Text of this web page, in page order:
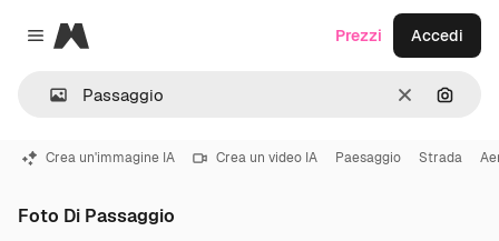
Close menu
Magnific
CancellaCerca
Prezzi Accedi
Crea un'immagine IA Crea un video IA Paesaggio Strada
Foto Di Passaggio